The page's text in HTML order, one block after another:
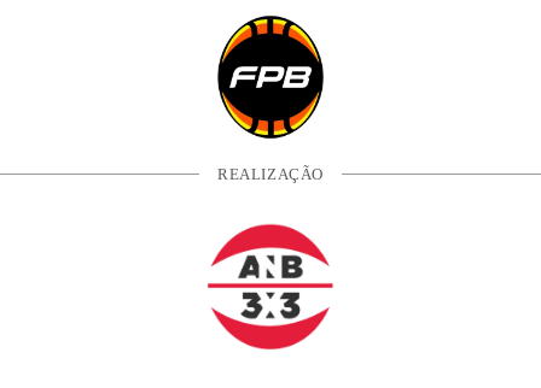
REALIZAÇÃO